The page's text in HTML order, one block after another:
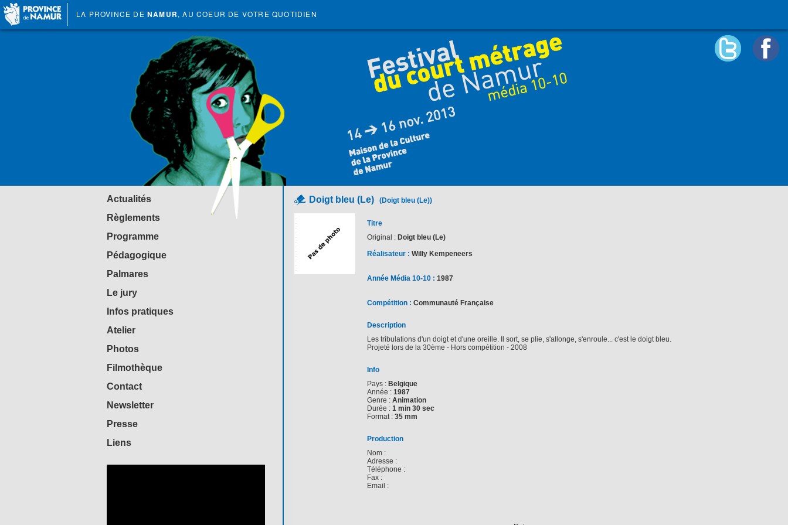
LA PROVINCE DE NAMUR, AU COEUR DE VOTRE QUOTIDIEN
Actualités
Règlements
Programme
Pédagogique
Palmares
Le jury
Infos pratiques
Atelier
Photos
Filmothèque
Contact
Newsletter
Presse
Liens
Doigt bleu (Le) (Doigt bleu (Le))
Titre
Original : Doigt bleu (Le)
Réalisateur : Willy Kempeneers
Année Média 10-10 : 1987
Compétition : Communauté Française
Description
Les tribulations d'un doigt et d'une oreille. Il sort, se plie, s'allonge, s'enroule... c'est le doigt bleu.
Projeté lors de la 30ème - Hors compétition - 2008
Info
Pays : Belgique
Année : 1987
Genre : Animation
Durée : 1 min 30 sec
Format : 35 mm
Production
Nom :
Adresse :
Téléphone :
Fax :
Email :